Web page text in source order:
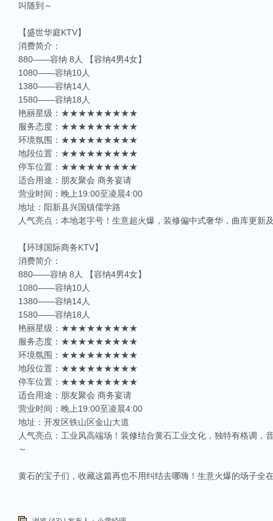
叫随到～
【盛世华庭KTV】
消费简介：
880——容纳 8人 【容纳4男4女】
1080——容纳10人
1380——容纳14人
1580——容纳18人
艳丽星级：★★★★★★★★★
服务态度：★★★★★★★★★
环境氛围：★★★★★★★★★
地段位置：★★★★★★★★★
停车位置：★★★★★★★★★
适合用途：朋友聚会 商务宴请
营业时间：晚上19:00至凌晨4:00
地址：阳新县兴国镇儒学路
人气亮点：本地老字号！生意超火爆，装修偏中式奢华，曲库更
【环球国际商务KTV】
消费简介：
880——容纳 8人 【容纳4男4女】
1080——容纳10人
1380——容纳14人
1580——容纳18人
艳丽星级：★★★★★★★★★
服务态度：★★★★★★★★★
环境氛围：★★★★★★★★★
地段位置：★★★★★★★★★
停车位置：★★★★★★★★★
适合用途：朋友聚会 商务宴请
营业时间：晚上19:00至凌晨4:00
地址：开发区铁山区金山大道
人气亮点：工业风高端场！装修结合黄石工业文化，独特有格调
～
黄石的宝子们，收藏这篇再也不用纠结去哪嗨！生意火爆的场子